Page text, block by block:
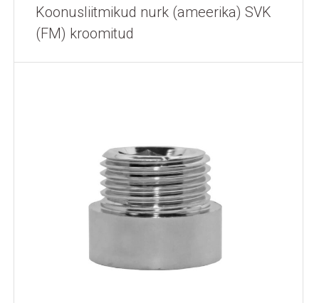
Koonusliitmikud nurk (ameerika) SVK
(FM) kroomitud